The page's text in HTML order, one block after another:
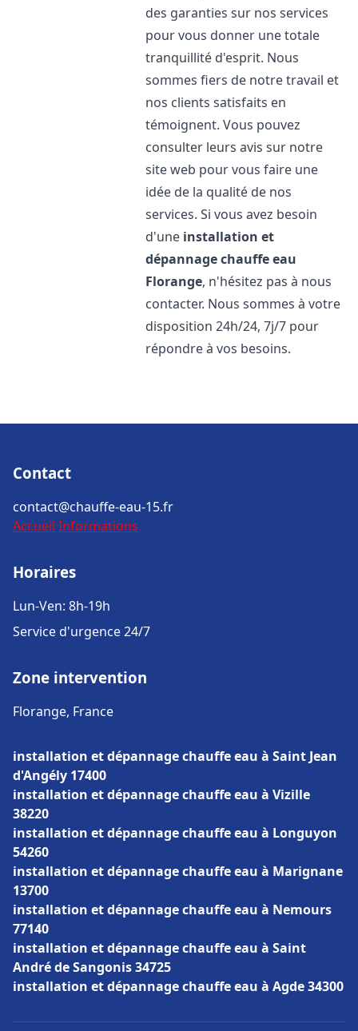
des garanties sur nos services
pour vous donner une totale
tranquillité d'esprit. Nous
sommes fiers de notre travail et
nos clients satisfaits en
témoignent. Vous pouvez
consulter leurs avis sur notre
site web pour vous faire une
idée de la qualité de nos
services. Si vous avez besoin
d'une installation et
dépannage chauffe eau
Florange, n'hésitez pas à nous
contacter. Nous sommes à votre
disposition 24h/24, 7j/7 pour
répondre à vos besoins.
Contact
contact@chauffe-eau-15.fr
Accueil Informations
Horaires
Lun-Ven: 8h-19h
Service d'urgence 24/7
Zone intervention
Florange, France
installation et dépannage chauffe eau à Saint Jean
d'Angély 17400
installation et dépannage chauffe eau à Vizille
38220
installation et dépannage chauffe eau à Longuyon
54260
installation et dépannage chauffe eau à Marignane
13700
installation et dépannage chauffe eau à Nemours
77140
installation et dépannage chauffe eau à Saint
André de Sangonis 34725
installation et dépannage chauffe eau à Agde 34300